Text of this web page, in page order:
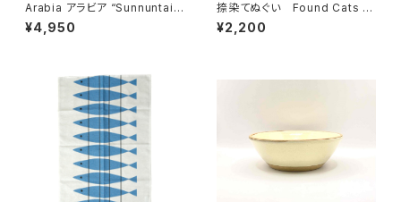
Arabia アラビア “Sunnuntai
スンヌンタイ” プレート21cm 復
刻版
¥4,950
捺染てぬぐい Found Cats S
eries・黄 ／ Lisa Larson
リサ・ラーソン
¥2,200